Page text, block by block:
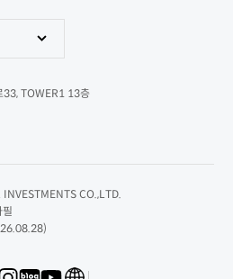
33, TOWER1 13층
CO.,LTD.